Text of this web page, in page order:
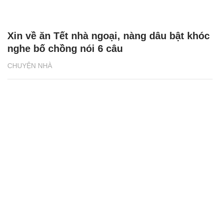
CHUYỆN NHÀ
Xin về ăn Tết nhà ngoại, nàng dâu bật khóc
nghe bố chồng nói 6 câu